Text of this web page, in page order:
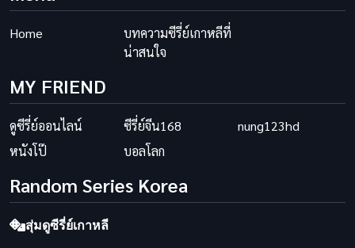
Home
บทความซีรี่ย์เกาหลีที่
น่าสนใจ
MY FRIEND
ดูซีรี่ย์ออนไลน์ ซีรี่ย์จีน168
nung123hd
หนังโป๊
บอลโลก
Random Series Korea
สุ่มดูซีรี่ย์เกาหลี